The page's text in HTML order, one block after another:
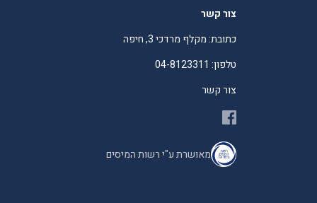
צור קשר
כתובת: מקלף מרדכי 3, חיפה
טלפון: 04-8123311
צור קשר
מאושרת ע"י רשות המיסים